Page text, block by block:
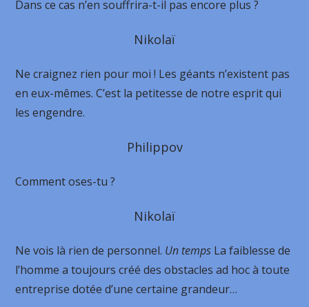
Dans ce cas n’en souffrira-t-il pas encore plus ?
Nikolaï
Ne craignez rien pour moi ! Les géants n’existent pas
en eux-mêmes. C’est la petitesse de notre esprit qui
les engendre.
Philippov
Comment oses-tu ?
Nikolaï
Ne vois là rien de personnel. Un temps La faiblesse de
l’homme a toujours créé des obstacles ad hoc à toute
entreprise dotée d’une certaine grandeur…